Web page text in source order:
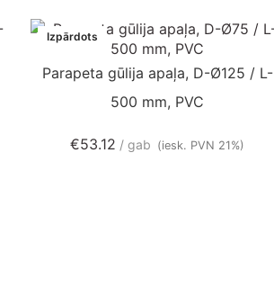
Izpārdots
Parapeta gūlija apaļa, D-Ø125 / L-
500 mm, PVC
€53.12 gab (iesk. PVN 21%)